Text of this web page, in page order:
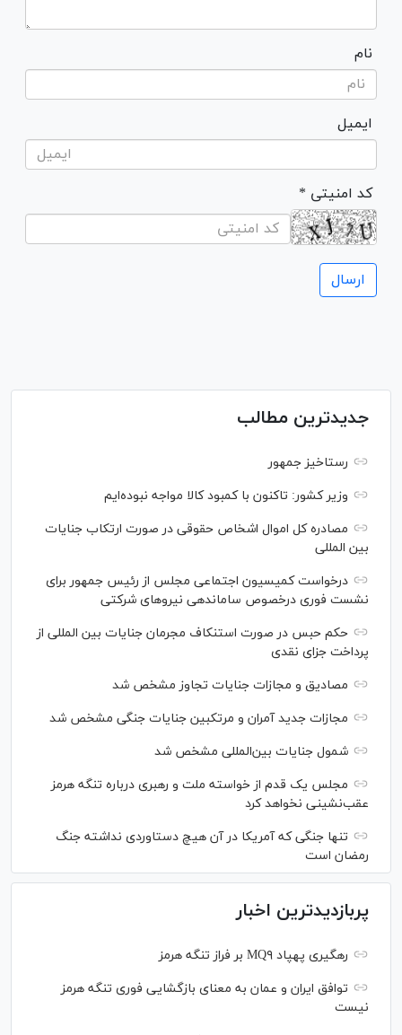
نام
ایمیل
* کد امنیتی
جدیدترین مطالب
رستاخیز جمهور
وزیر کشور: تاکنون با کمبود کالا مواجه نبوده‌ایم
مصادره کل اموال اشخاص حقوقی در صورت ارتکاب جنایات
بین المللی
درخواست کمیسیون اجتماعی مجلس از رئیس جمهور برای
نشست فوری درخصوص ساماندهی نیرو‌های شرکتی
حکم حبس در صورت استنکاف مجرمان جنایات بین المللی از
پرداخت جزای نقدی
مصادیق و مجازات جنایات تجاوز مشخص شد
مجازات جدید آمران و مرتکبین جنایات جنگی مشخص شد
شمول جنایات بین‌المللی مشخص شد
مجلس یک قدم از خواسته ملت و رهبری درباره تنگه هرمز
عقب‌نشینی نخواهد کرد
تنها جنگی که آمریکا در آن هیچ دستاوردی نداشته جنگ
رمضان است
پربازدیدترین اخبار
رهگیری پهپاد MQ۹ بر فراز تنگه هرمز
توافق ایران و عمان به معنای بازگشایی فوری تنگه هرمز
نیست